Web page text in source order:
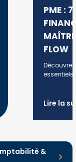
PME :
FLOW
essentiels
Lire la
&